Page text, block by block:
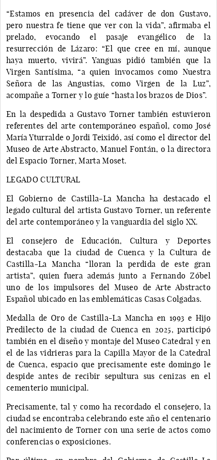
“Estamos en presencia del cadáver de don Gustavo,
pero nuestra fe tiene que ver con la vida”, afirmaba el
prelado, evocando el pasaje evangélico de la
resurrección de Lázaro: “El que cree en mí, aunque
haya muerto, vivirá”. Yanguas pidió también que la
Virgen Santísima, “a quien invocamos como Nuestra
Señora de las Angustias, como Virgen de la Luz”,
acompañe a Torner y lo guíe “hasta los brazos de Dios”.
En la despedida a Gustavo Torner también estuvieron
referentes del arte contemporáneo español, como José
María Yturralde o Jordi Teixidó, así como el director del
Museo de Arte Abstracto, Manuel Fontán, o la directora
del Espacio Torner, Marta Moset.
LEGADO CULTURAL
El Gobierno de Castilla-La Mancha ha destacado el
legado cultural del artista Gustavo Torner, un referente
del arte contemporáneo y la vanguardia del siglo XX.
El consejero de Educación, Cultura y Deportes
destacaba que la ciudad de Cuenca y la Cultura de
Castilla-La Mancha “lloran la perdida de este gran
artista”, quien fuera además junto a Fernando Zóbel
uno de los impulsores del Museo de Arte Abstracto
Español ubicado en las emblemáticas Casas Colgadas.
Medalla de Oro de Castilla-La Mancha en 1993 e Hijo
Predilecto de la ciudad de Cuenca en 2025, participó
también en el diseño y montaje del Museo Catedral y en
el de las vidrieras para la Capilla Mayor de la Catedral
de Cuenca, espacio que precisamente este domingo le
despide antes de recibir sepultura sus cenizas en el
cementerio municipal.
Precisamente, tal y como ha recordado el consejero, la
ciudad se encontraba celebrando este año el centenario
del nacimiento de Torner con una serie de actos como
conferencias o exposiciones.